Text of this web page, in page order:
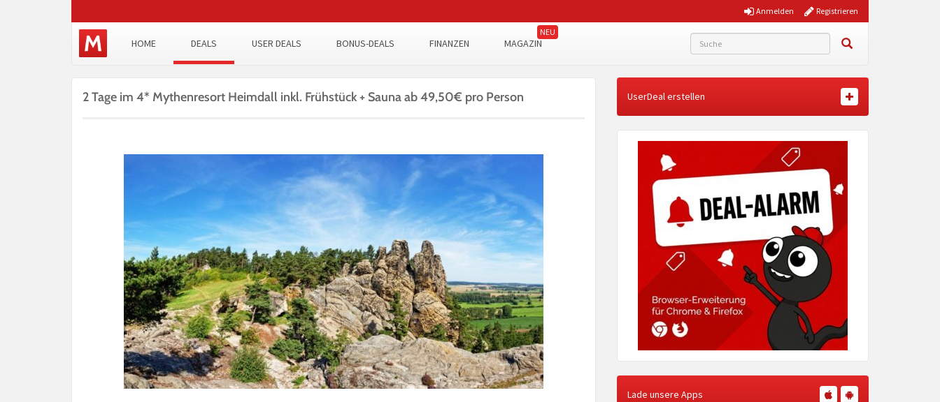
Registrieren
Anmelden
HOME DEALS USER DEALS BONUS-DEALS FINANZEN MAGAZIN
2 Tage im 4* Mythenresort Heimdall inkl. Frühstück + Sauna ab 49,50€ pro Person UserDeal erstellen
Lade unsere Apps